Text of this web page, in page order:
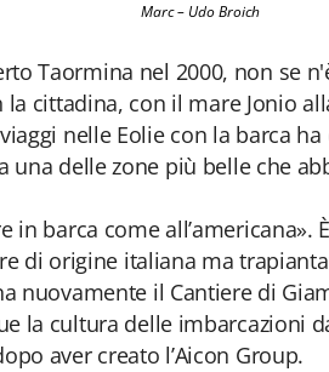
Marc – Udo Broich
Taormina nel 2000, non se
cittadina, con il mare Jonio
nelle Eolie con la barca
una delle zone più belle che
in barca come all’americana».
di origine italiana ma
nuovamente il Cantiere di
la cultura delle imbarcazioni
aver creato l’Aicon Group.